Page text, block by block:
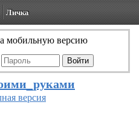
Личка
мобильную версию
версия